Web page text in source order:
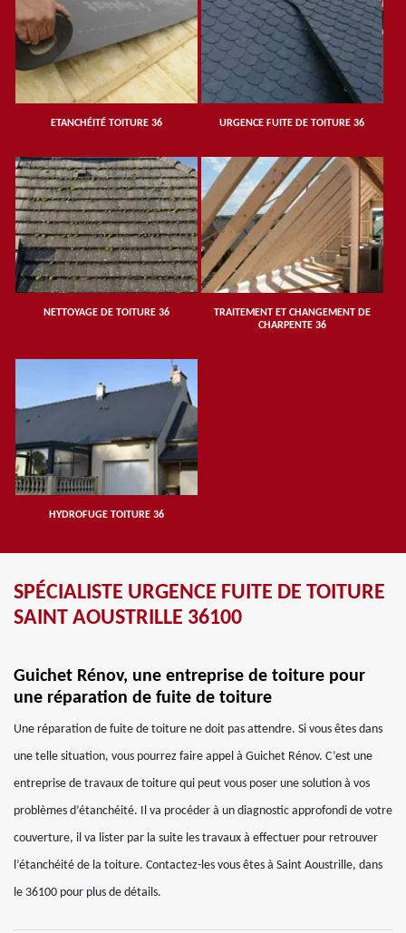
ETANCHÉITÉ TOITURE 36 URGENCE FUITE DE TOITURE 36
NETTOYAGE DE TOITURE 36
TRAITEMENT ET CHANGEMENT DE
CHARPENTE 36
HYDROFUGE TOITURE 36
SPÉCIALISTE URGENCE FUITE DE TOITURE
SAINT AOUSTRILLE 36100
Guichet Rénov, une entreprise de toiture pour
une réparation de fuite de toiture
Une réparation de fuite de toiture ne doit pas attendre. Si vous êtes dans
une telle situation, vous pourrez faire appel à Guichet Rénov. C’est une
entreprise de travaux de toiture qui peut vous poser une solution à vos
problèmes d’étanchéité. Il va procéder à un diagnostic approfondi de votre
couverture, il va lister par la suite les travaux à effectuer pour retrouver
l’étanchéité de la toiture. Contactez-les vous êtes à Saint Aoustrille, dans
le 36100 pour plus de détails.